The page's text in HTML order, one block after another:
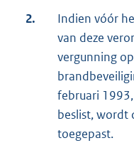
2.
Indien vóór
van deze
vergunning
februari
beslist, wordt
toegepast.